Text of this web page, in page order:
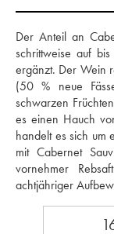
Der Anteil an
schrittweise auf
ergänzt. Der Wein
(50 % neue
schwarzen
es einen Hauch
handelt es sich um
mit Cabernet
vornehmer
achtjähriger